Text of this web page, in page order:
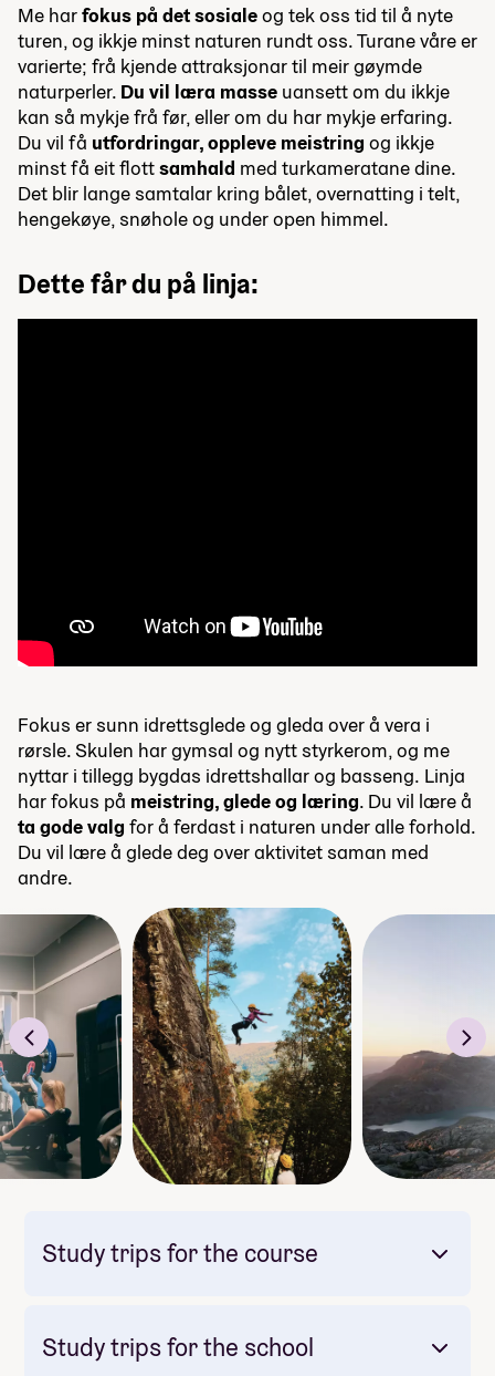
Me harfokus på det sosialeog tek oss tid til å nyte
turen, og ikkje minst naturen rundt oss. Turane våre er
varierte; frå kjende attraksjonar til meir gøymde
naturperler. Du vil læra masse uansett om du ikkje
kan så mykje frå før, eller om du har mykje erfaring.
Du vil få utfordringar, oppleve meistring og ikkje
minst få eit flottsamhald med turkameratane dine.
Det blir lange samtalar kring bålet, overnatting i telt,
hengekøye, snøhole og under open himmel.
Dette får du på linja:
Fokus er sunn idrettsglede og gleda over å vera i
rørsle. Skulen har gymsal og nytt styrkerom, og me
nyttar i tillegg bygdas idrettshallar og basseng. Linja
har fokus på meistring, glede og læring. Du vil lære å
ta gode valg for å ferdast i naturen under alle forhold.
Du vil lære å glede deg over aktivitet saman med
andre.
Study trips for the course
Mandatory: Yes
Price: Included in course price
Study trips for the school